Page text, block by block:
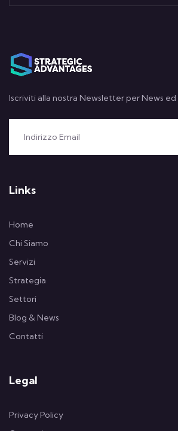
Iscriviti alla nostra Newsletter per News
Links
Home
Chi Siamo
Servizi
Strategia
Settori
Blog & News
Contatti
Legal
Privacy Policy